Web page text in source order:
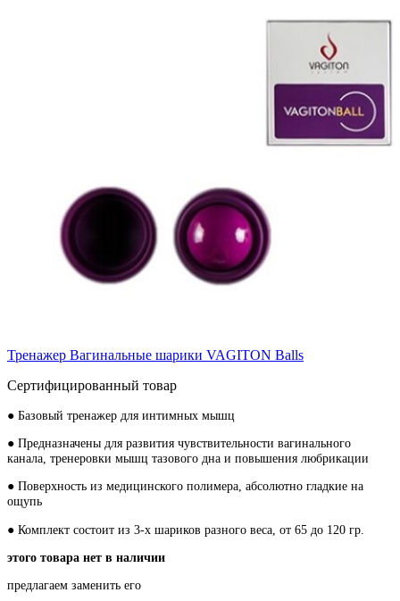
Тренажер Вагинальные шарики VAGITON Balls
Сертифицированный товар
● Базовый тренажер для интимных мышц
● Предназначены для развития чувствительности вагинального
канала, тренеровки мышц тазового дна и повышения любрикации
● Поверхность из медицинского полимера, абсолютно гладкие на
ощупь
● Комплект состоит из 3-x шариков разного веса, от 65 до 120 гр.
этого товара нет в наличии
предлагаем заменить его